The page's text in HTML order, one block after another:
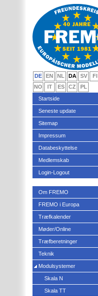
DE EN NL DA SV FI
NO
IT ES CZ
PL
Startside
Seneste update
Sitemap
Impressum
Databeskyttelse
Medlemskab
Login-Logout
Om FREMO
FREMO i Europa
Træfkalender
Møder/Online
Træfberetninger
Teknik
Modulsystemer
Skala N
Skala TT